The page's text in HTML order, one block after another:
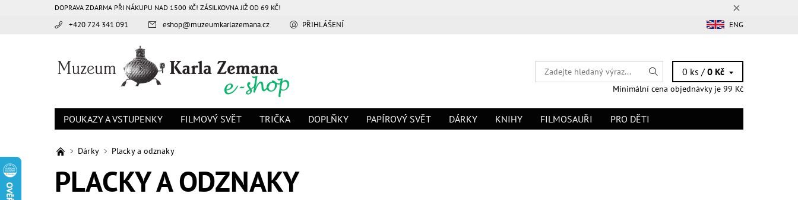
DOPRAVA ZDARMA PŘI NÁKUPU NAD 1500 KČ! ZÁSILKOVNA JIŽ OD 69 KČ!
+420 724 341 091 eshop@muzeumkarlazemana.cz ENG
PŘIHLÁŠENÍ
0 ks /0 Kč
Minimální cena objednávky je 99 Kč
POUKAZY A VSTUPENKY FILMOVÝ SVĚT TRIČKA DOPLŇKY PAPÍROVÝ SVĚT DÁRKY KNIHY FILMOSAUŘI PRO DĚTI
Dárky Placky a odznaky
PLACKY A ODZNAKY